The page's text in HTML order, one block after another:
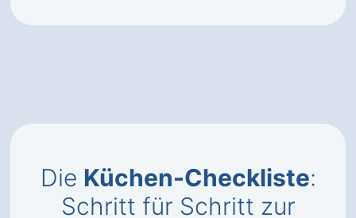
Die Küchen-Checkliste:
Schritt für Schritt zur